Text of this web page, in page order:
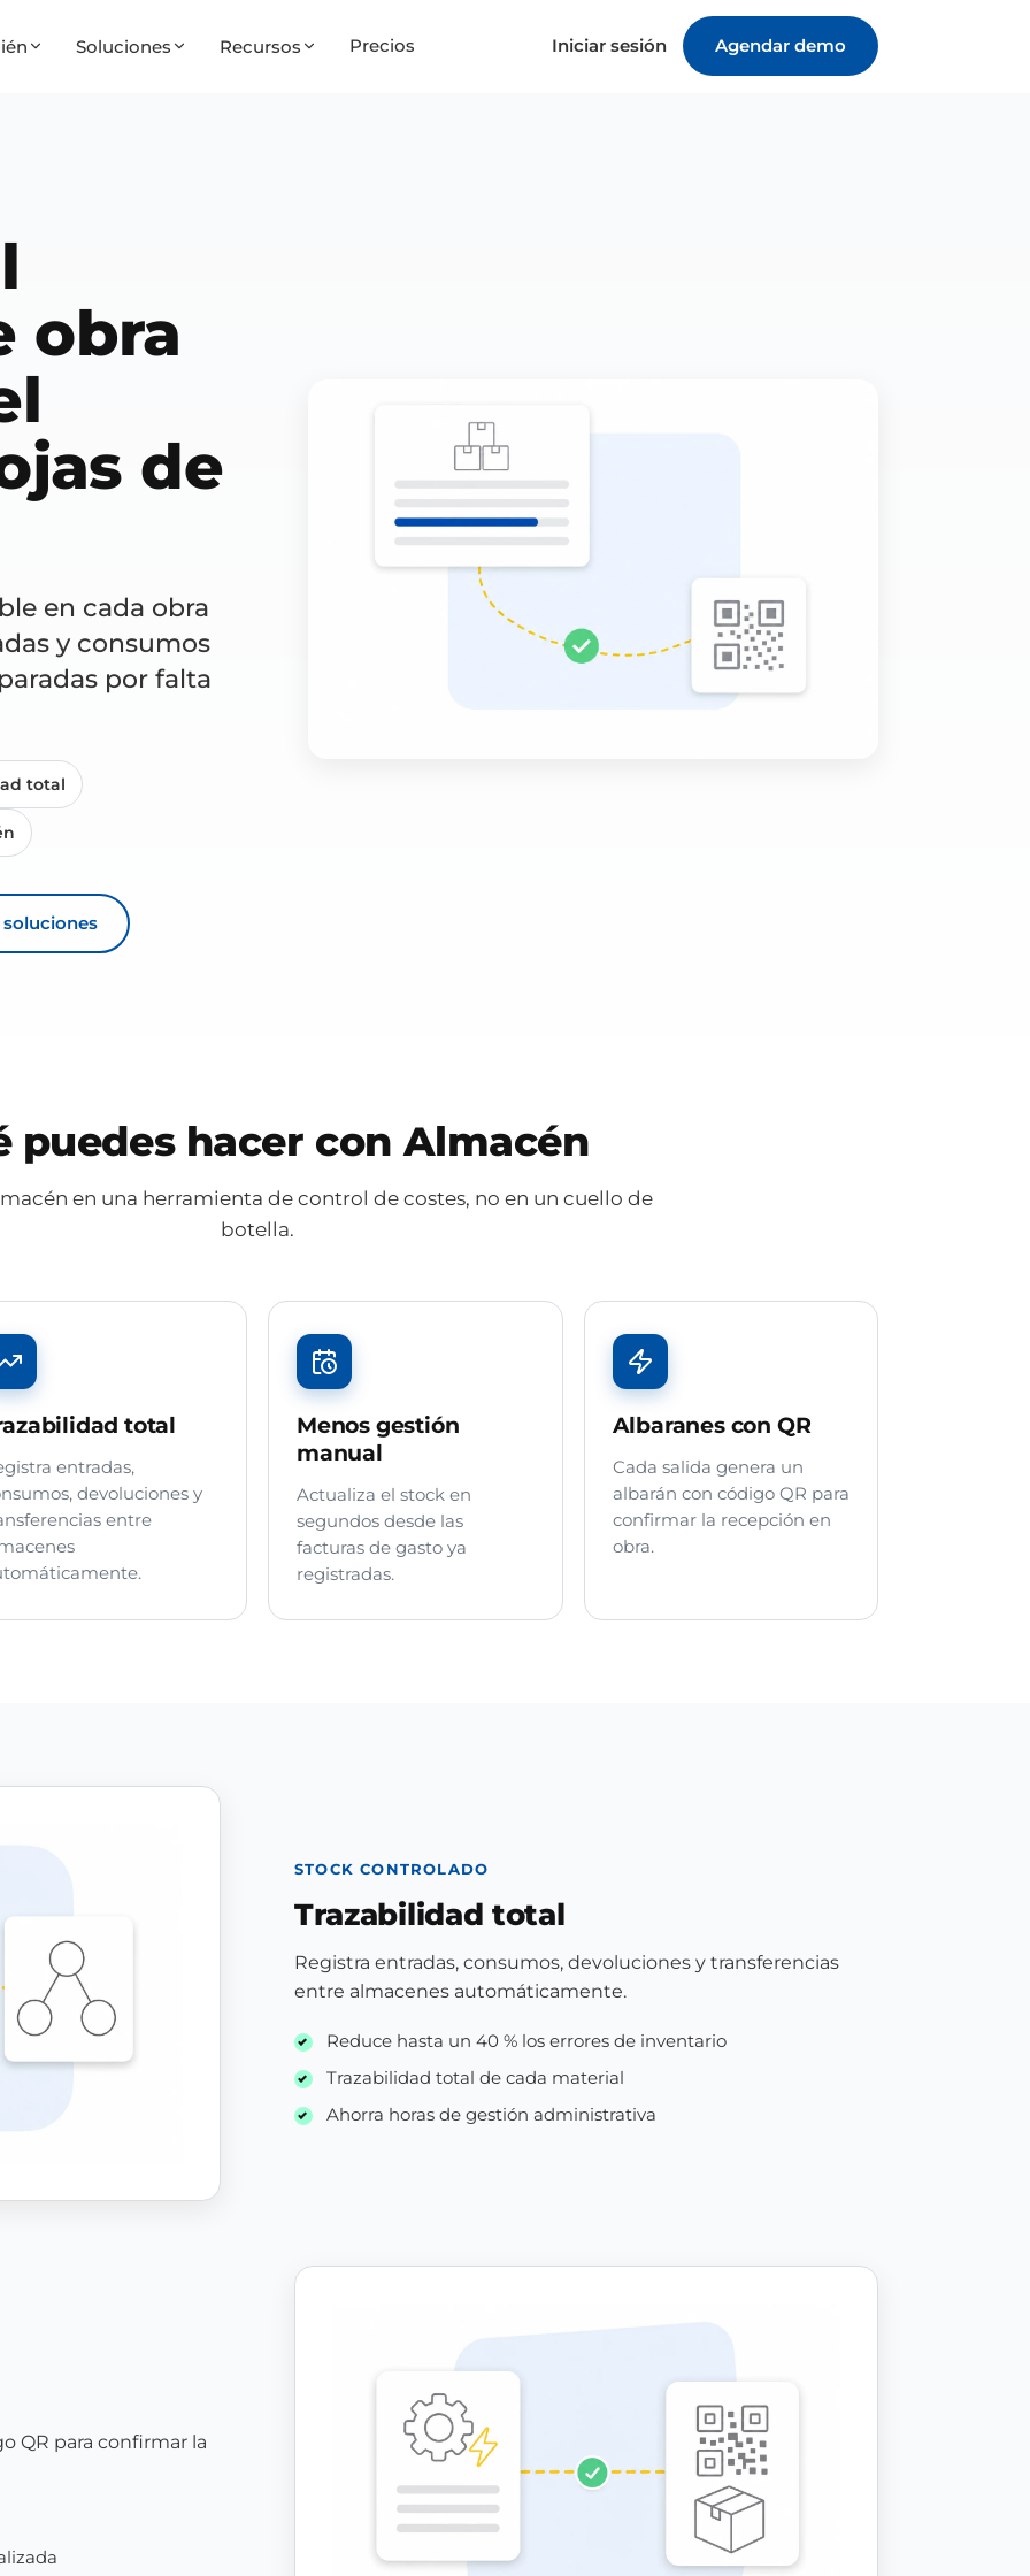
Soluciones Recursos Precios Iniciar sesión Agendar demo
obra
de
en cada obra
y consumos
por falta
total
soluciones
puedes hacer con Almacén
en una herramienta de control de costes, no en un cuello de
botella.
total
entradas,
devoluciones y
entre
Menos gestión
manual
Actualiza el stock en
segundos desde las
facturas de gasto ya
registradas.
Albaranes con QR
Cada salida genera un
albarán con código QR para
confirmar la recepción en
obra.
STOCK CONTROLADO
Trazabilidad total
Registra entradas, consumos, devoluciones y transferencias
entre almacenes automáticamente.
Reduce hasta un 40 % los errores de inventario
Trazabilidad total de cada material
Ahorra horas de gestión administrativa
QR para confirmar la